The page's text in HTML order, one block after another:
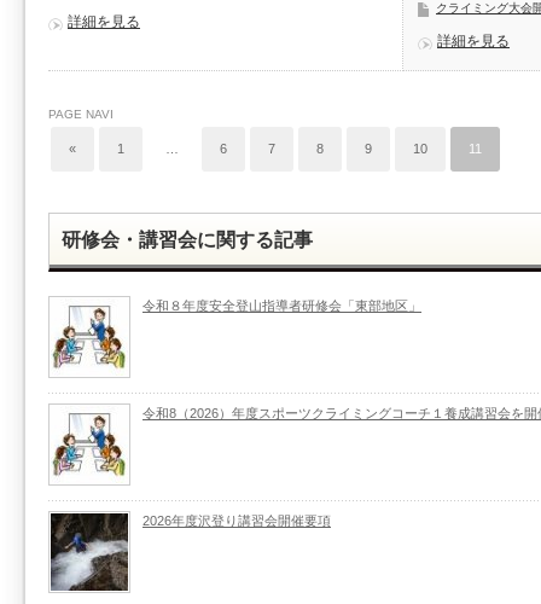
詳細を見る
クライミング大会
詳細を見る
PAGE NAVI
« 1 6 7 8 9 10 11
研修会・講習会に関する記事
令和８年度安全登山指導者研修会「東部地区」
令和8（2026）年度スポーツクライミングコーチ１養成講習会を開
2026年度沢登り講習会開催要項